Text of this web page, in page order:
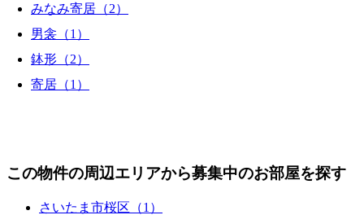
みなみ寄居（2）
男衾（1）
鉢形（2）
寄居（1）
この物件の周辺エリアから募集中のお部屋を探す
さいたま市桜区（1）